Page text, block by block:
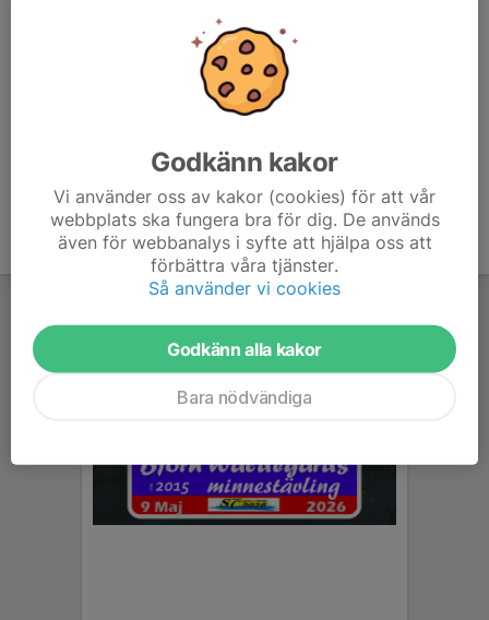
Godkänn kakor
Vi använder oss av kakor (cookies) för att vår
webbplats ska fungera bra för dig. De används
även för webbanalys i syfte att hjälpa oss att
förbättra våra tjänster.
Så använder vi cookies
Godkänn alla kakor
Bara nödvändiga